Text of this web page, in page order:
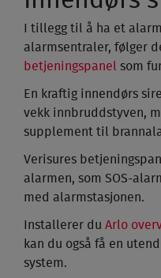
I tillegg til å ha et
alarm­sentraler, følger
betjeningspanel som
En kraftig innen­dørs
vekk innbrudds­tyven,
supplement til
Verisures
alarmen, som SOS-
med alarmstasjonen.
Installerer du Arlo
kan du også få en
system.